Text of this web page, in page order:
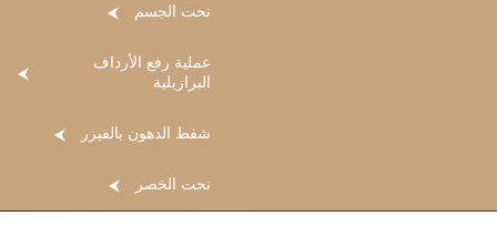
نحت الجسم
عملية رفع الأرداف
البرازيلية
شفط الدهون بالفيزر
نحت الخصر